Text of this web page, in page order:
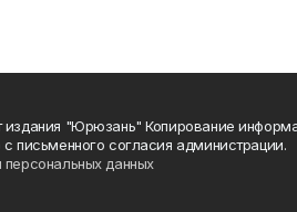
"Юрюзань" Копирование
письменного согласия администрации.
данных